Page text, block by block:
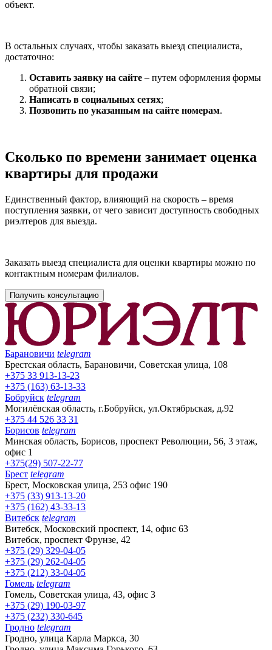
объект.
В остальных случаях, чтобы заказать выезд специалиста,
достаточно:
Оставить заявку на сайте – путем оформления формы
обратной связи;
Написать в социальных сетях;
Позвонить по указанным на сайте номерам.
Сколько по времени занимает оценка
квартиры для продажи
Единственный фактор, влияющий на скорость – время
поступления заявки, от чего зависит доступность свободных
риэлтеров для выезда.
Заказать выезд специалиста для оценки квартиры можно по
контактным номерам филиалов.
Получить консультацию
Барановичи telegram
Брестская область, Барановичи, Советская улица, 108
+375 33 913-13-23
+375 (163) 63-13-33
Бобруйск telegram
Могилёвская область, г.Бобруйск, ул.Октябрьская, д.92
+375 44 526 33 31
Борисов telegram
Минская область, Борисов, проспект Революции, 56, 3 этаж,
офис 1
+375(29) 507-22-77
Брест telegram
Брест, Московская улица, 253 офис 190
+375 (33) 913-13-20
+375 (162) 43-33-13
Витебск telegram
Витебск, Московский проспект, 14, офис 63
Витебск, проспект Фрунзе, 42
+375 (29) 329-04-05
+375 (29) 262-04-05
+375 (212) 33-04-05
Гомель telegram
Гомель, Советская улица, 43, офис 3
+375 (29) 190-03-97
+375 (232) 330-645
Гродно telegram
Гродно, улица Карла Маркса, 30